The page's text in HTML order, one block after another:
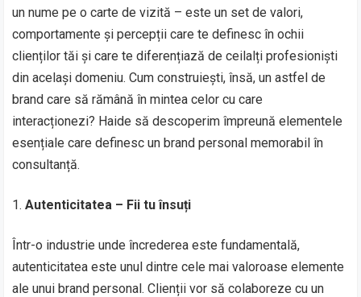
un nume pe o carte de vizită – este un set de valori,
comportamente și percepții care te definesc în ochii
clienților tăi și care te diferențiază de ceilalți profesioniști
din același domeniu. Cum construiești, însă, un astfel de
brand care să rămână în mintea celor cu care
interacționezi? Haide să descoperim împreună elementele
esențiale care definesc un brand personal memorabil în
consultanță.
Autenticitatea – Fii tu însuți
Într-o industrie unde încrederea este fundamentală,
autenticitatea este unul dintre cele mai valoroase elemente
ale unui brand personal. Clienții vor să colaboreze cu un